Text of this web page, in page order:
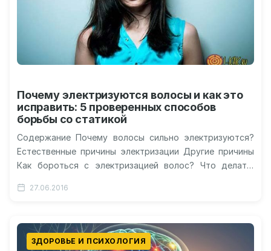
Почему электризуются волосы и как это
исправить: 5 проверенных способов
борьбы со статикой
Содержание Почему волосы сильно электризуются?
Естественные причины электризации Другие причины
Как бороться с электризацией волос? Что делать,
антистатике…
27.06.2016
ЗДОРОВЬЕ И ПСИХОЛОГИЯ